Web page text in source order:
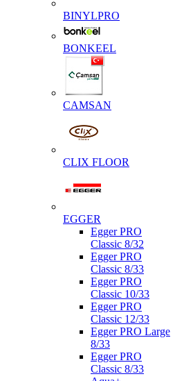
BINYLPRO
BONKEEL
CAMSAN
CLIX FLOOR
EGGER
Egger PRO
Classic 8/32
Egger PRO
Classic 8/33
Egger PRO
Classic 10/33
Egger PRO
Classic 12/33
Egger PRO Large
8/33
Egger PRO
Classic 8/33